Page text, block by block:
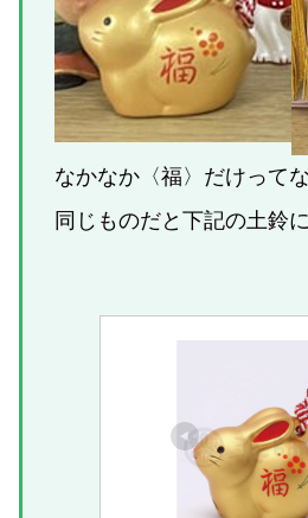
なかなか〈福〉だけって
同じものだと下記の土鈴